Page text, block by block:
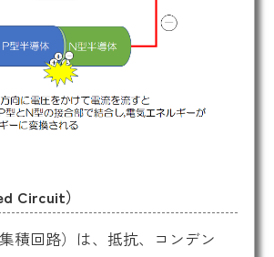
Circuit）
積回路）は、抵抗、コンデン